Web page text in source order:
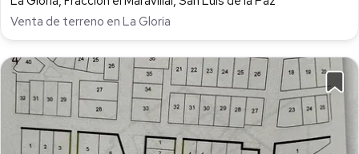
Venta de terreno en La Gloria